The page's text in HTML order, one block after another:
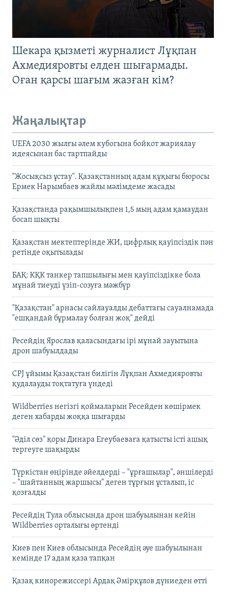
Шекара қызметі журналист Лұқпан
Ахмедияровты елден шығармады.
Оған қарсы шағым жазған кім?
Жаңалықтар
UEFA 2030 жылғы әлем кубогына бойкот жариялау
идеясынан бас тартпайды
"Жосықсыз ұстау". Қазақстанның адам құқығы бюросы
Ермек Нарымбаев жайлы мәлімдеме жасады
Қазақстанда рақымшылықпен 1,5 мың адам қамаудан
босап шықты
Қазақстан мектептерінде ЖИ, цифрлық қауіпсіздік пән
ретінде оқытылады
БАҚ: КҚК танкер тапшылығы мен қауіпсіздікке бола
мұнай тиеуді үзіп-созуға мәжбүр
"Қазақстан" арнасы сайлауалды дебаттағы сауалнамада
"ешқандай бұрмалау болған жоқ" дейді
Ресейдің Ярослав қаласындағы ірі мұнай зауытына
дрон шабуылдады
CPJ ұйымы Қазақстан билігін Лұқпан Ахмедияровты
қудалауды тоқтатуға үндеді
Wildberries негізгі қоймаларын Ресейден көшірмек
деген хабарды жоққа шығарды
"Әділ сөз" қоры Динара Егеубаеваға қатысты істі ашық
тергеуге шақырды
Түркістан өңірінде әйелдерді – "ұрғашылар", әншілерді
– "шайтанның жаршысы" деген тұрғын ұсталып, іс
қозғалды
Ресейдің Тула облысында дрон шабуылынан кейін
Wildberries орталығы өртенді
Киев пен Киев облысында Ресейдің әуе шабуылынан
кемінде 17 адам қаза тапқан
Қазақ кинорежиссері Ардақ Әмірқұлов дүниеден өтті